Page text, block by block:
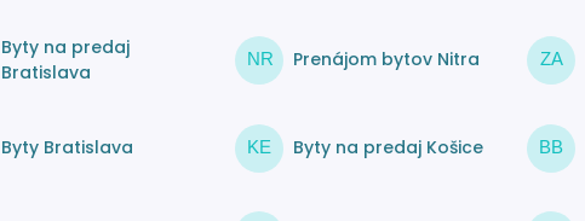
Byty na predaj
Bratislava
NR Prenájom bytov Nitra ZA
Byty Bratislava KE Byty na predaj Košice BB